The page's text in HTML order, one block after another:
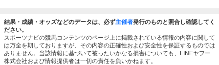
結果・成績・オッズなどのデータは、必ず主催者発行のものと照合し確認してく
ださい。
スポーツナビの競馬コンテンツのページ上に掲載されている情報の内容に関して
は万全を期しておりますが、その内容の正確性および安全性を保証するものでは
ありません。当該情報に基づいて被ったいかなる損害についても、LINEヤフー
株式会社および情報提供者は一切の責任を負いかねます。